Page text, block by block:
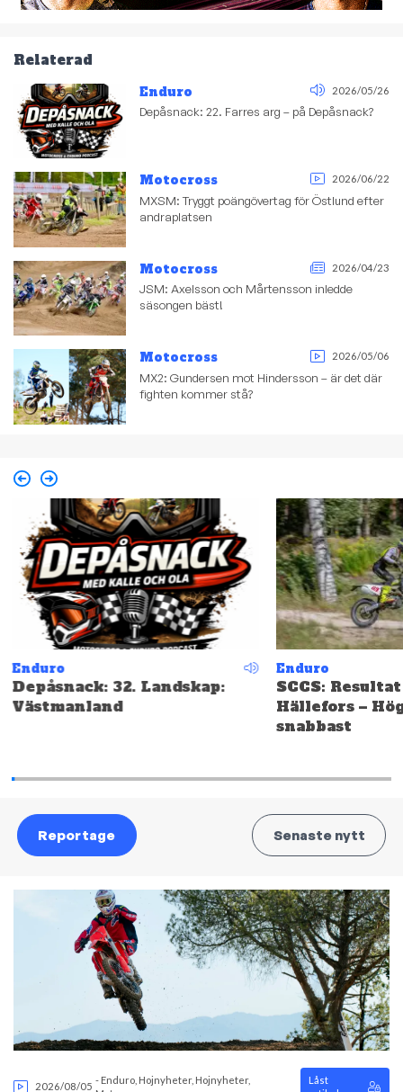
Relaterad
Enduro 2026/05/26
Depåsnack: 22. Farres arg – på Depåsnack?
Motocross 2026/06/22
MXSM: Tryggt poängövertag för Östlund efter
andraplatsen
Motocross 2026/04/23
JSM: Axelsson och Mårtensson inledde
säsongen bäst!
Motocross 2026/05/06
MX2: Gundersen mot Hindersson – är det där
fighten kommer stå?
Enduro
Depåsnack: 32. Landskap:
Västmanland
Enduro
SCCS:
Hällefors –
snabbast
Reportage Senaste nytt
2026/08/05
- Enduro Hojnyheter, Hojnyheter,
Låst